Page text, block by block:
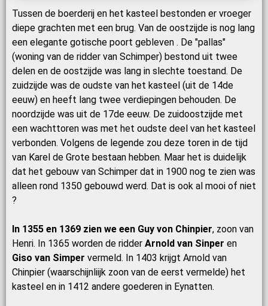
Tussen de boerderij en het kasteel bestonden er vroeger
diepe grachten met een brug. Van de oostzijde is nog lang
een elegante gotische poort gebleven . De "pallas"
(woning van de ridder van Schimper) bestond uit twee
delen en de oostzijde was lang in slechte toestand. De
zuidzijde was de oudste van het kasteel (uit de 14de
eeuw) en heeft lang twee verdiepingen behouden. De
noordzijde was uit de 17de eeuw. De zuidoostzijde met
een wachttoren was met het oudste deel van het kasteel
verbonden. Volgens de legende zou deze toren in de tijd
van Karel de Grote bestaan hebben. Maar het is duidelijk
dat het gebouw van Schimper dat in 1900 nog te zien was
alleen rond 1350 gebouwd werd. Dat is ook al mooi of niet
?
In 1355 en 1369 zien we een Guy von Chinpier, zoon van
Henri. In 1365 worden de ridder Arnold van Sinper en
Giso van Simper vermeld. In 1403 krijgt Arnold van
Chinpier (waarschijnliijk zoon van de eerst vermelde) het
kasteel en in 1412 andere goederen in Eynatten.